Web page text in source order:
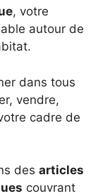
, votre
autour de
dans tous
vendre,
cadre de
des articles
couvrant